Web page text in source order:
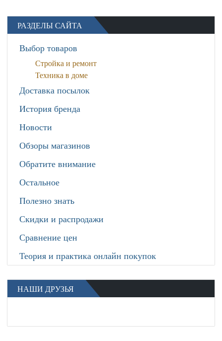
РАЗДЕЛЫ САЙТА
Выбор товаров
Стройка и ремонт
Техника в доме
Доставка посылок
История бренда
Новости
Обзоры магазинов
Обратите внимание
Остальное
Полезно знать
Скидки и распродажи
Сравнение цен
Теория и практика онлайн покупок
НАШИ ДРУЗЬЯ